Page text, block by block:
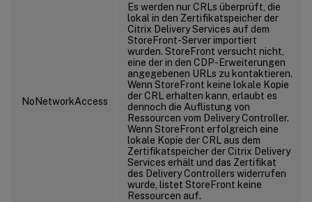
NoNetworkAccess
Es werden nur CRLs überprüft, die
lokal in den Zertifikatspeicher der
Citrix Delivery Services auf dem
StoreFront-Server importiert
wurden. StoreFront versucht nicht,
eine der in den CDP-Erweiterungen
angegebenen URLs zu kontaktieren.
Wenn StoreFront keine lokale Kopie
der CRL erhalten kann, erlaubt es
dennoch die Auflistung von
Ressourcen vom Delivery Controller.
Wenn StoreFront erfolgreich eine
lokale Kopie der CRL aus dem
Zertifikatspeicher der Citrix Delivery
Services erhält und das Zertifikat
des Delivery Controllers widerrufen
wurde, listet StoreFront keine
Ressourcen auf.